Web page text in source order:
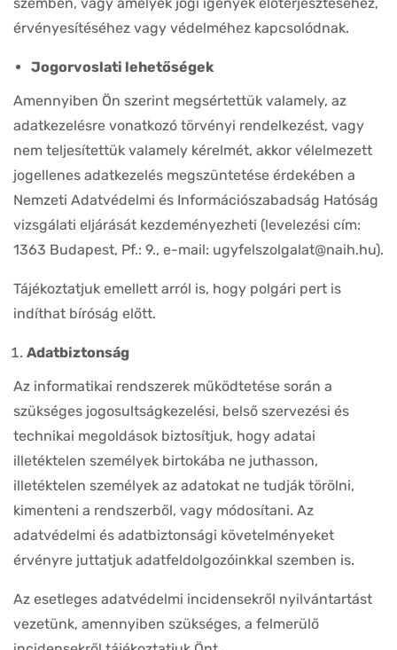
érvényesítéséhez vagy védelméhez kapcsolódnak.
Jogorvoslati lehetőségek
Amennyiben Ön szerint megsértettük valamely, az
adatkezelésre vonatkozó törvényi rendelkezést, vagy
nem teljesítettük valamely kérelmét, akkor vélelmezett
jogellenes adatkezelés megszüntetése érdekében a
Nemzeti Adatvédelmi és Információszabadság Hatóság
vizsgálati eljárását kezdeményezheti (levelezési cím:
1363 Budapest, Pf.: 9., e-mail: ugyfelszolgalat@naih.hu).
Tájékoztatjuk emellett arról is, hogy polgári pert is
indíthat bíróság előtt.
Adatbiztonság
Az informatikai rendszerek működtetése során a
szükséges jogosultságkezelési, belső szervezési és
technikai megoldások biztosítjuk, hogy adatai
illetéktelen személyek birtokába ne juthasson,
illetéktelen személyek az adatokat ne tudják törölni,
kimenteni a rendszerből, vagy módosítani. Az
adatvédelmi és adatbiztonsági követelményeket
érvényre juttatjuk adatfeldolgozóinkkal szemben is.
Az esetleges adatvédelmi incidensekről nyilvántartást
vezetünk, amennyiben szükséges, a felmerülő